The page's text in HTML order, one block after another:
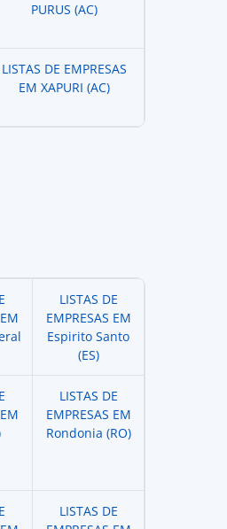
PURUS (AC)
LISTAS DE EMPRESAS
EM XAPURI (AC)
LISTAS DE
EMPRESAS EM
Espirito Santo
(ES)
LISTAS DE
EMPRESAS EM
Rondonia (RO)
LISTAS DE